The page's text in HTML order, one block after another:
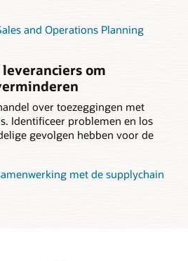
and Operations Planning
om
over toezeggingen met
Identificeer problemen en los
gevolgen hebben voor de
met de supplychain